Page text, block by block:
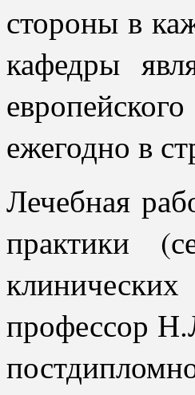
стороны в
кафедры
ежегодно в
Лечебная
практики
профессор